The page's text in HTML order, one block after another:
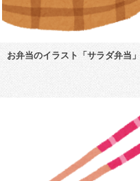
お弁当のイラスト「サラダ弁当」